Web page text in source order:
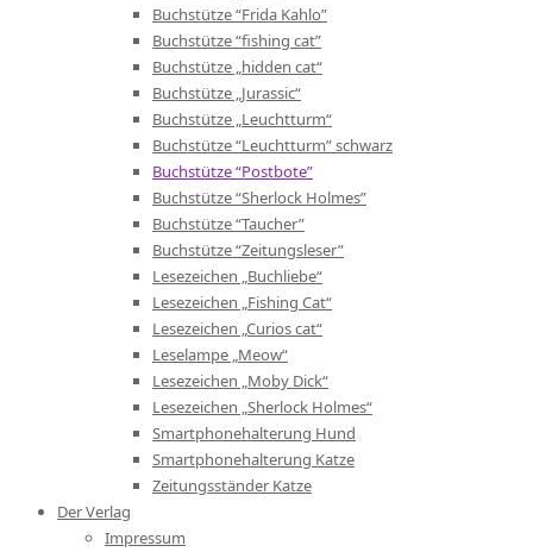
Buchstütze “Frida Kahlo”
Buchstütze “fishing cat”
Buchstütze „hidden cat“
Buchstütze „Jurassic“
Buchstütze „Leuchtturm“
Buchstütze “Leuchtturm” schwarz
Buchstütze “Postbote”
Buchstütze “Sherlock Holmes”
Buchstütze “Taucher”
Buchstütze “Zeitungsleser”
Lesezeichen „Buchliebe“
Lesezeichen „Fishing Cat“
Lesezeichen „Curios cat“
Leselampe „Meow“
Lesezeichen „Moby Dick“
Lesezeichen „Sherlock Holmes“
Smartphonehalterung Hund
Smartphonehalterung Katze
Zeitungsständer Katze
Der Verlag
Impressum